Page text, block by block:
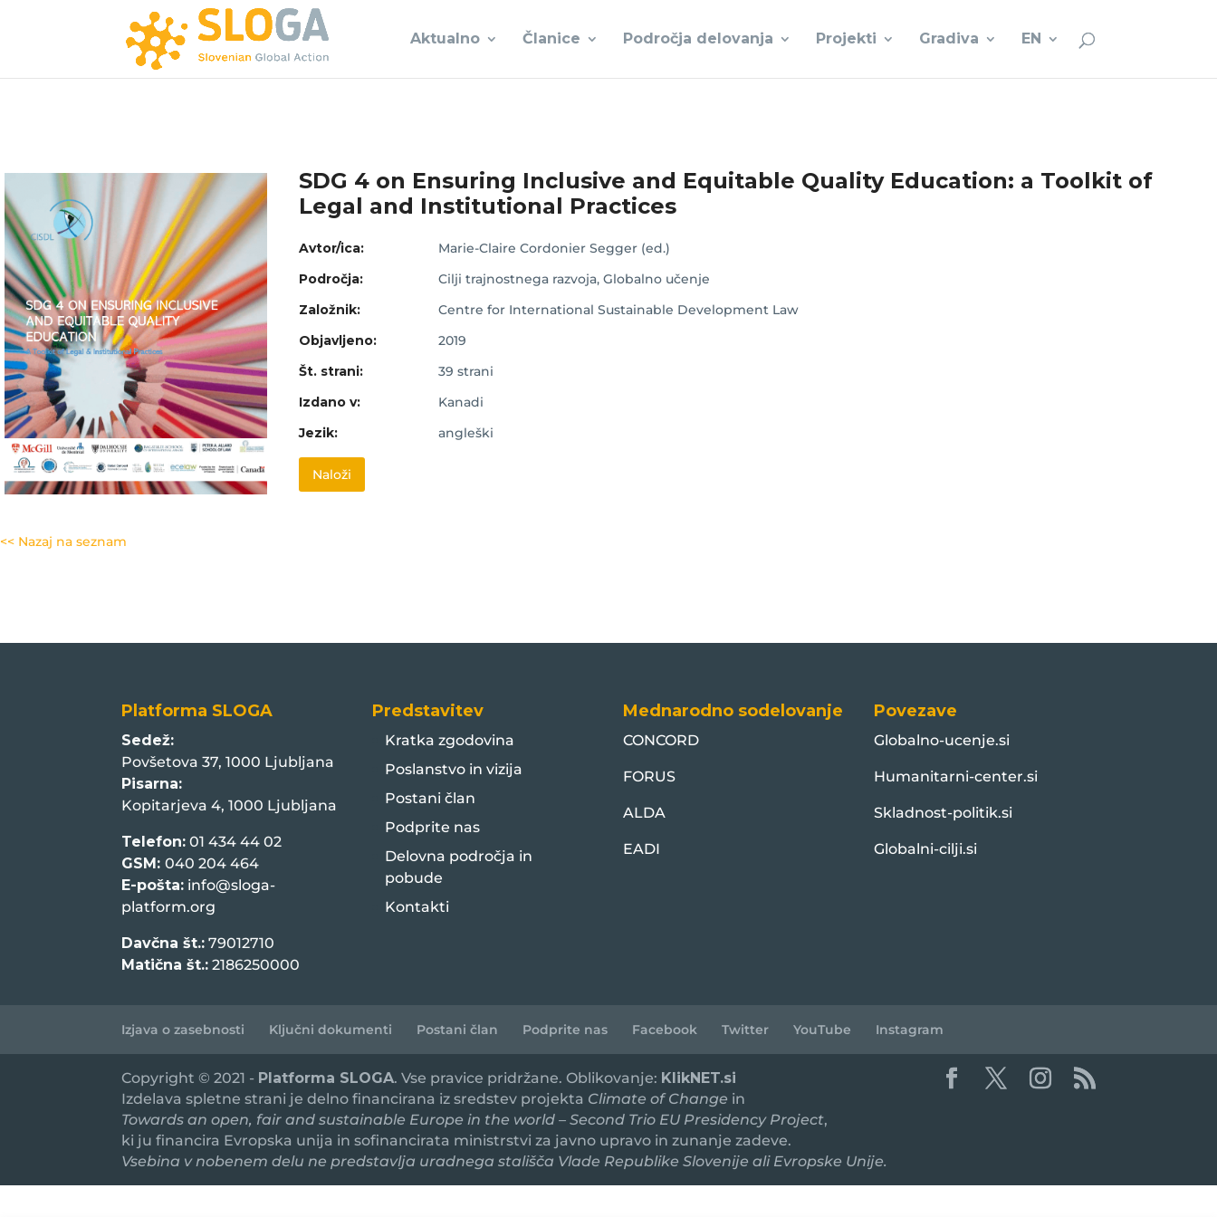
Aktualno Članice Področja delovanja Projekti Gradiva EN
SDG 4 on Ensuring Inclusive and Equitable Quality Education: a Toolkit of
Legal and Institutional Practices
Avtor/ica:
Marie-Claire Cordonier Segger (ed.)
Področja:
Cilji trajnostnega razvoja, Globalno učenje
Založnik:
Centre for International Sustainable Development Law
Objavljeno:
2019
Št. strani:
39 strani
Izdano v:
Kanadi
Jezik:
angleški
Naloži
<< Nazaj na seznam
Platforma SLOGA
Sedež:
Povšetova 37, 1000 Ljubljana
Pisarna:
Kopitarjeva 4, 1000 Ljubljana
Telefon: 01 434 44 02
GSM:040 204 464
E-pošta: info@sloga-
platform.org
Davčna št.: 79012710
Matična št.: 2186250000
Predstavitev
Kratka zgodovina
Poslanstvo in vizija
Postani član
Podprite nas
Delovna področja in
pobude
Kontakti
Mednarodno sodelovanje
CONCORD
FORUS
ALDA
EADI
Povezave
Globalno-ucenje.si
Humanitarni-center.si
Skladnost-politik.si
Globalni-cilji.si
Izjava o zasebnosti Ključni dokumenti Postani član Podprite nas Facebook Twitter YouTube Instagram
Copyright © 2021 - Platforma SLOGA. Vse pravice pridržane. Oblikovanje: KlikNET.si
Izdelava spletne strani je delno financirana iz sredstev projekta Climate of Change in
Towards an open, fair and sustainable Europe in the world – Second Trio EU Presidency Project,
ki ju financira Evropska unija in sofinancirata ministrstvi za javno upravo in zunanje zadeve.
Vsebina v nobenem delu ne predstavlja uradnega stališča Vlade Republike Slovenije ali Evropske Unije.